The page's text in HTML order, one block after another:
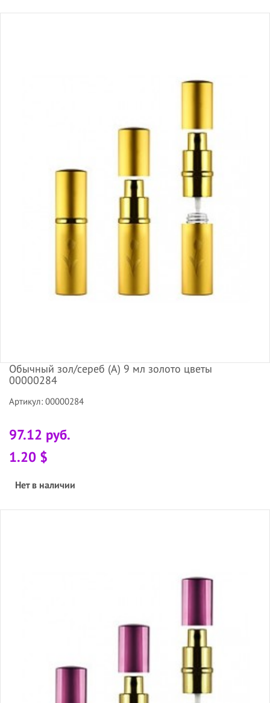
Обычный зол/сереб (А) 9 мл золото цветы
00000284
Артикул: 00000284
97.12 руб.
1.20 $
Нет в наличии